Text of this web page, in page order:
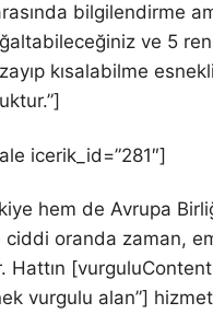
bilgilendirme
ve 5
kısalabilme
icerik_id=”281″]
hem de Avrupa
ciddi oranda zaman,
Hattın
vurgulu alan”]